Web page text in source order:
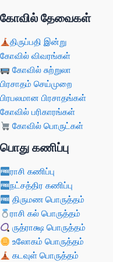
கோவில் தேவைகள்
திருப்பதி இன்று
கோவில் விவரங்கள்
கோவில் சுற்றுலா
பிரசாதம் செய்முறை
பிரபலமான பிரசாதங்கள்
கோவில் பரிகாரங்கள்
கோவில் பொருட்கள்
பொது கணிப்பு
ராசி கணிப்பு
நட்சத்திர கணிப்பு
திருமண பொருத்தம்
ராசி கல் பொருத்தம்
ருத்ராக்ஷ பொருத்தம்
உலோகம் பொருத்தம்
கடவுள் பொருத்தம்